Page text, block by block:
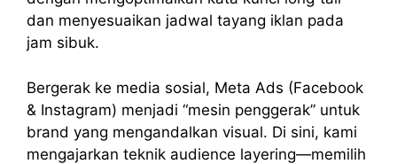
dan menyesuaikan jadwal tayang iklan pada
jam sibuk.
Bergerak ke media sosial, Meta Ads (Facebook
& Instagram) menjadi “mesin penggerak” untuk
brand yang mengandalkan visual. Di sini, kami
mengajarkan teknik audience layering—memilih